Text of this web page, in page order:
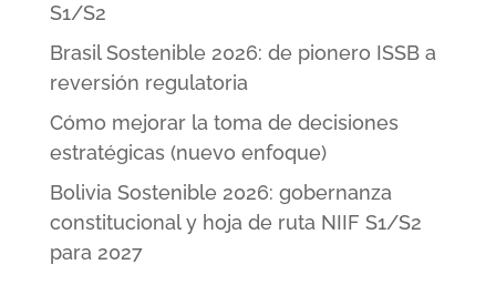
S1/S2
Brasil Sostenible 2026: de pionero ISSB a
reversión regulatoria
Cómo mejorar la toma de decisiones
estratégicas (nuevo enfoque)
Bolivia Sostenible 2026: gobernanza
constitucional y hoja de ruta NIIF S1/S2
para 2027